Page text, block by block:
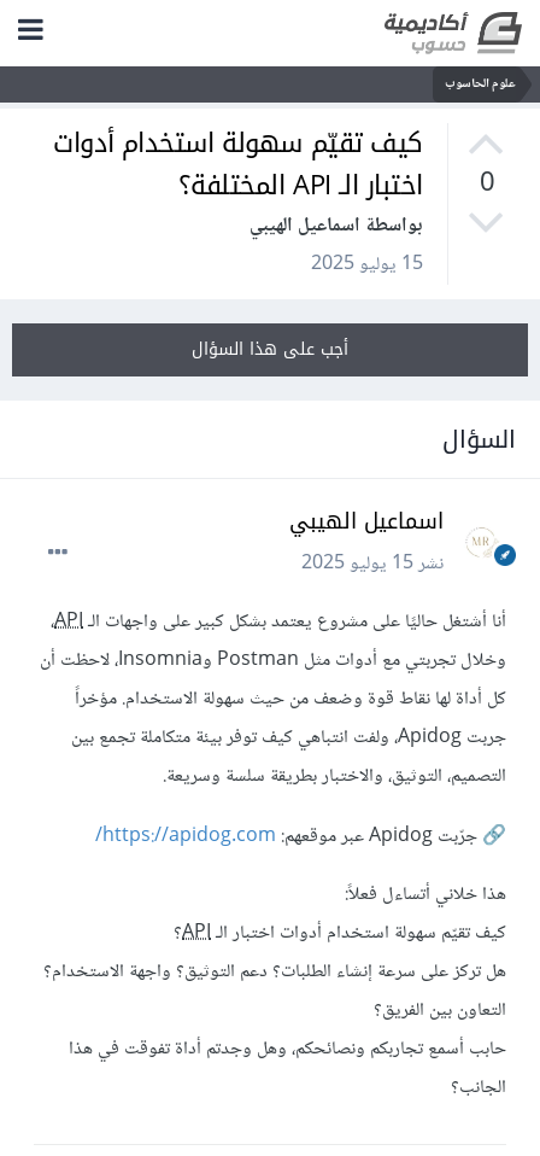
علوم الحاسوب
0
كيف تقيّم سهولة استخدام أدوات
اختبار الـ API المختلفة؟
بواسطة اسماعيل الهيبي
15 يوليو 2025
أجب على هذا السؤال
السؤال
اسماعيل الهيبي
نشر15 يوليو 2025
أنا أشتغل حاليًا على مشروع يعتمد بشكل كبير على واجهات الـAPI،
وخلال تجربتي مع أدوات مثل Postman وInsomnia، لاحظت أن
كل أداة لها نقاط قوة وضعف من حيث سهولة الاستخدام. مؤخراً
جربت Apidog، ولفت انتباهي كيف توفر بيئة متكاملة تجمع بين
التصميم، التوثيق، والاختبار بطريقة سلسة وسريعة.
🔗جرّبت Apidog عبر موقعهم:
https://apidog.com/
هذا خلاني أتساءل فعلاً:
كيف تقيّم سهولة استخدام أدوات اختبار الـAPI؟
هل تركز على سرعة إنشاء الطلبات؟ دعم التوثيق؟ واجهة الاستخدام؟
التعاون بين الفريق؟
حابب أسمع تجاربكم ونصائحكم، وهل وجدتم أداة تفوقت في هذا
الجانب؟